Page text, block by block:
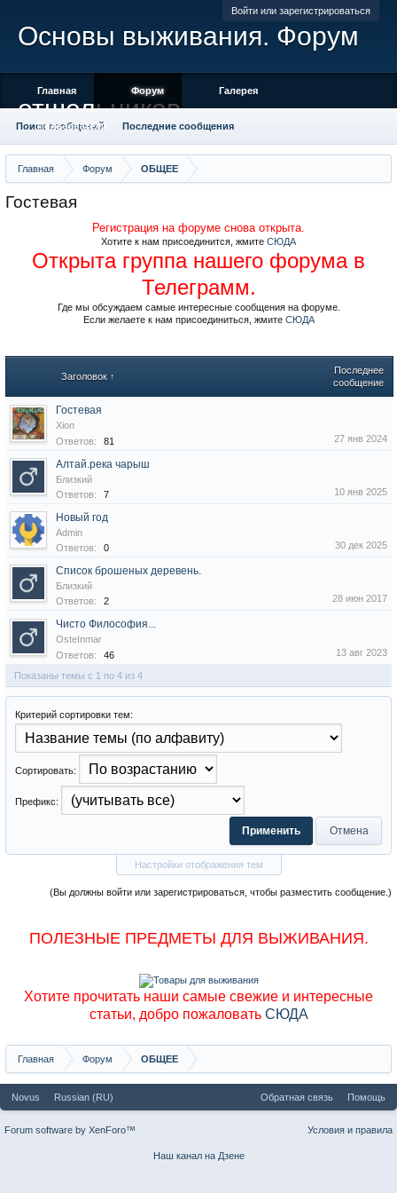
Войти или зарегистрироваться
Главная Форум ОБЩЕЕ
Гостевая
Регистрация на форуме снова открыта.
Хотите к нам присоединится, жмите СЮДА
Открыта группа нашего форума в
Телеграмм.
Где мы обсуждаем самые интересные сообщения на форуме.
Если желаете к нам присоединиться, жмите СЮДА
Заголовок ↑
Последнее
сообщение
Гостевая
Xion
Ответов:
81 27 янв 2024
Алтай.река чарыш
Близкий
Ответов:
7 10 янв 2025
Новый год
Admin
Ответов:
0 30 дек 2025
Список брошеных деревень.
Близкий
Ответов:
2 28 июн 2017
Чисто Философия...
OsteInmar
Ответов:
46 13 авг 2023
Показаны темы с 1 по 4 из 4
Настройки отображения тем
Критерий сортировки тем:
Сортировать:
Префикс:
(Вы должны войти или зарегистрироваться, чтобы разместить сообщение.)
ПОЛЕЗНЫЕ ПРЕДМЕТЫ ДЛЯ ВЫЖИВАНИЯ.
Хотите прочитать наши самые свежие и интересные
статьи, добро пожаловать СЮДА
Главная Форум ОБЩЕЕ
Основы выживания. Форум
отшельников
Главная Форум
Поиск сообщений Последние сообщения
Галерея
Пользователи
Novus Russian (RU) Обратная связь Помощь
Условия и правила
Forum software by XenForo™
Наш канал на Дзене